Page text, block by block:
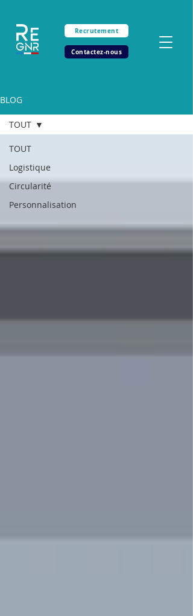
Recrutement
Contactez-nous
BLOG
TOUT
Logistique
Circularité
Personnalisation
TOUT